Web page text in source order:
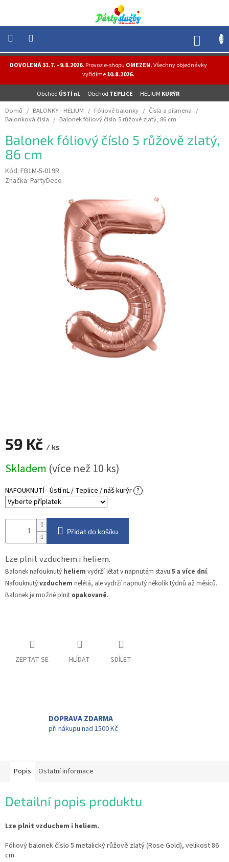
obsah
DOVOLENÁ 31.7. - 9.8.2026.Provoz e-shopu OMEZEN.Všechny objednávky
vyřídíme10.8.2026.
Obchod ÚSTÍ nL Obchod TEPLICE HELIUM KURÝR
NOVINKY
HELIUM
-
OSLAVY
MASKY
-
KOSTÝMY
Domů / BALONKY - HELIUM / Fóliové balonky / Čísla a písmena /
Balonková čísla / Balonek fóliový číslo 5 růžově zlatý, 86 cm
Balonek fóliový číslo 5 růžově zlatý,
86 cm
Kód: FB1M-5-019R
Značka: PartyDeco
59 Kč / ks
cena:
Skladem (více než 10 ks)
NAFOUKNUTÍ - Ústí nL / Teplice / náš kurýr ?
Přidat do košíku
Lze plnit vzduchem i heliem.
Balonek nafouknutý heliem vydrží létat v napnutém stavu 5 a více dní.
Nafouknutývzduchem nelétá, ale vydrží napnutý několik týdnů až měsíců.
Balonek je možné plnit opakovaně.
ZEPTAT SE HLÍDAT SDÍLET
DOPRAVA ZDARMA
při nákupu nad 1500 Kč
Popis Ostatní informace
Detailní popis produktu
Lze plnit vzduchem i heliem.
Fóliový balonek číslo 5 metalický růžově zlatý (Rose Gold), velikost 86
cm.